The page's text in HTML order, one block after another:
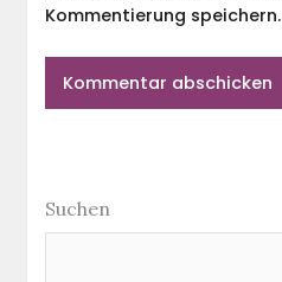
Kommentierung speichern.
Suchen